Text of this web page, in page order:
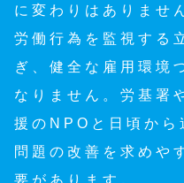
に変わりはありませ
労働行為を監視する
ぎ、健全な雇用環境
なりません。労基署
援のNPOと日頃から
問題の改善を求めや
要があります。